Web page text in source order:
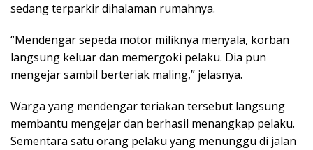
sedang terparkir dihalaman rumahnya.
“Mendengar sepeda motor miliknya menyala, korban
langsung keluar dan memergoki pelaku. Dia pun
mengejar sambil berteriak maling,” jelasnya.
Warga yang mendengar teriakan tersebut langsung
membantu mengejar dan berhasil menangkap pelaku.
Sementara satu orang pelaku yang menunggu di jalan